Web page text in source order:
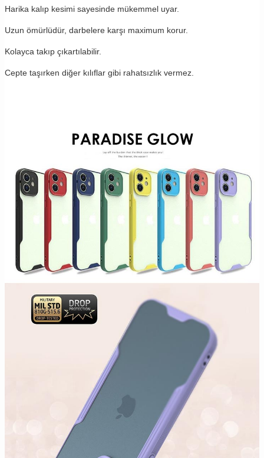
Harika kalıp kesimi sayesinde mükemmel uyar.
Uzun ömürlüdür, darbelere karşı maximum korur.
Kolayca takıp çıkartılabilir.
Cepte taşırken diğer kılıflar gibi rahatsızlık vermez.